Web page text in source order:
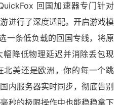
回国加速器专门针对
进行了深度适配。开启游戏模
一条低负载的回国专线，将原
幅降低物理延迟并消除丢包现
北美还是欧洲，你的每一个跳
内服务器实时同步，彻底告别
秒的极限操作中也能稳稳拿下